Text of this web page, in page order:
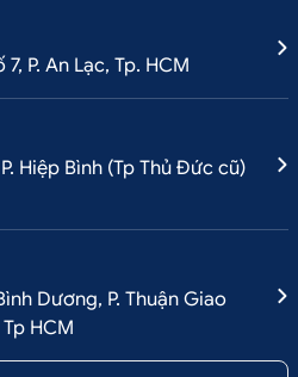
P. An Lạc, Tp. HCM
Hiệp Bình (Tp Thủ Đức cũ)
Dương, P. Thuận Giao
HCM